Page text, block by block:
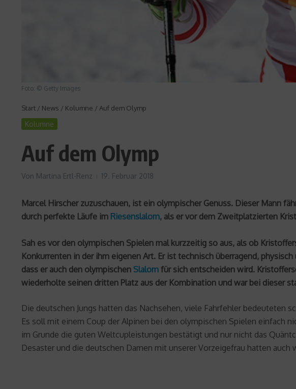
Foto: © Getty Images
Start / News / Kolumne / Auf dem Olymp
Kolumne
Auf dem Olymp
Von Martina Ertl-Renz 19. Februar 2018
Marcel Hirscher zuzuschauen, ist ein olympischer Genuss. Dieser Mann
durch perfekte Läufe im Riesenslalom, als er vor dem Zweitplatzierten
Sah es vor den olympischen Spielen mal kurzzeitig so aus, als ob
Konkurrenten in der ihm eigenen Art. Er ist technisch überragend,
dass er auch den olympischen Slalom für sich entscheiden wird.
wiederholte seinen dritten Platz aus der Kombination und war bei dieser
Die deutschen Jungs hatten das Nachsehen, viele Fahrfehler bedeuteten
Es soll mit einem Coup der Alpinen bei den olympischen Spielen einfach
im Grunde die guten Weltcupleistungen bestätigt und nur nicht das
Desaster und die deutschen Damen mit unserer Vorzeigefrau hatten auch